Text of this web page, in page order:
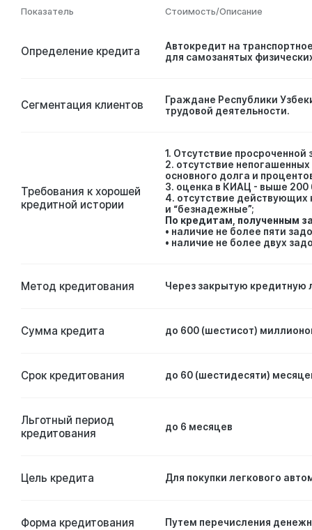
Показатель Стоимость/Описание
Определение кредита
Автокредит на
для самозанятых
Сегментация клиентов
Граждане Республики
трудовой деятельности.
Требования к хорошей
кредитной истории
1. Отсутствие
2. отсутствие
основного долга и
3. оценка в КИАЦ - выше 200
4. отсутствие действующих
и “безнадежные”;
По кредитам, полученным
• наличие не более пяти
• наличие не более двух
Метод кредитования Через закрытую кредитную
Сумма кредита до 600 (шестисот)
Срок кредитования до 60 (шестидесяти)
Льготный период
кредитования
до 6 месяцев
Цель кредита Для покупки легкового
Форма кредитования Путем перечисления